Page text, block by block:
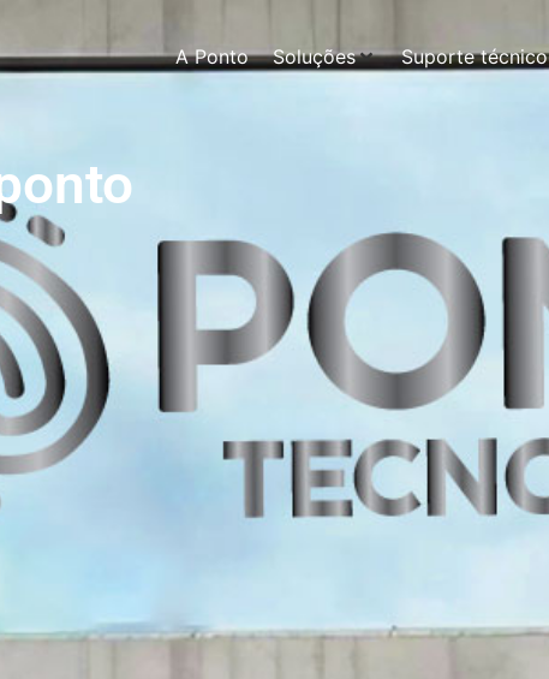
A Ponto Soluções Suporte técnico